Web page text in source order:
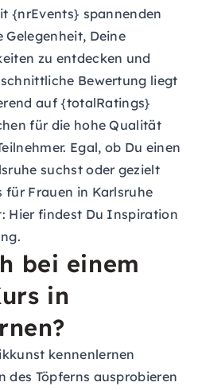
{nrEvents} spannenden
Deine
zu entdecken und
Bewertung liegt
auf {totalRatings}
für die hohe Qualität
Egal, ob Du einen
suchst oder gezielt
für Frauen in Karlsruhe
Hier findest Du Inspiration
bei einem
in
kennenlernen
des Töpferns ausprobieren